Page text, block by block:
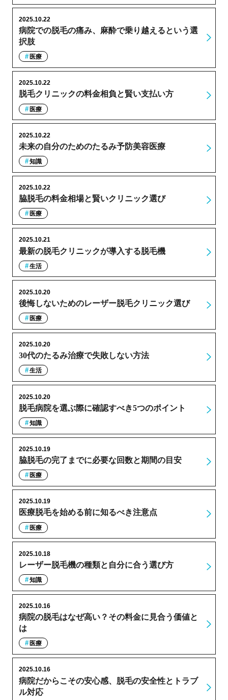
病院での脱毛の痛み、麻酔で乗り越えるという選
択肢
2025.10.22
医療
脱毛クリニックの料金相負と賢い支払い方
2025.10.22
医療
未来の自分のためのたるみ予防美容医療
2025.10.22
知識
脇脱毛の料金相場と賢いクリニック選び
2025.10.22
医療
最新の脱毛クリニックが導入する脱毛機
2025.10.21
生活
後悔しないためのレーザー脱毛クリニック選び
2025.10.20
医療
30代のたるみ治療で失敗しない方法
2025.10.20
生活
脱毛病院を選ぶ際に確認すべき5つのポイント
2025.10.20
知識
脇脱毛の完了までに必要な回数と期間の目安
2025.10.19
医療
医療脱毛を始める前に知るべき注意点
2025.10.19
医療
レーザー脱毛機の種類と自分に合う選び方
2025.10.18
知識
病院の脱毛はなぜ高い？その料金に見合う価値と
は
2025.10.16
医療
病院だからこその安心感、脱毛の安全性とトラブ
ル対応
2025.10.16